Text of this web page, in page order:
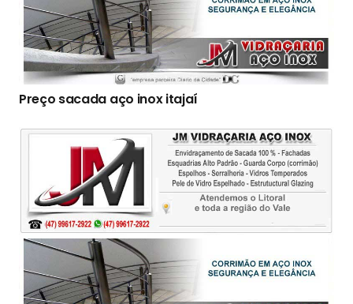
Preço sacada aço inox itajaí